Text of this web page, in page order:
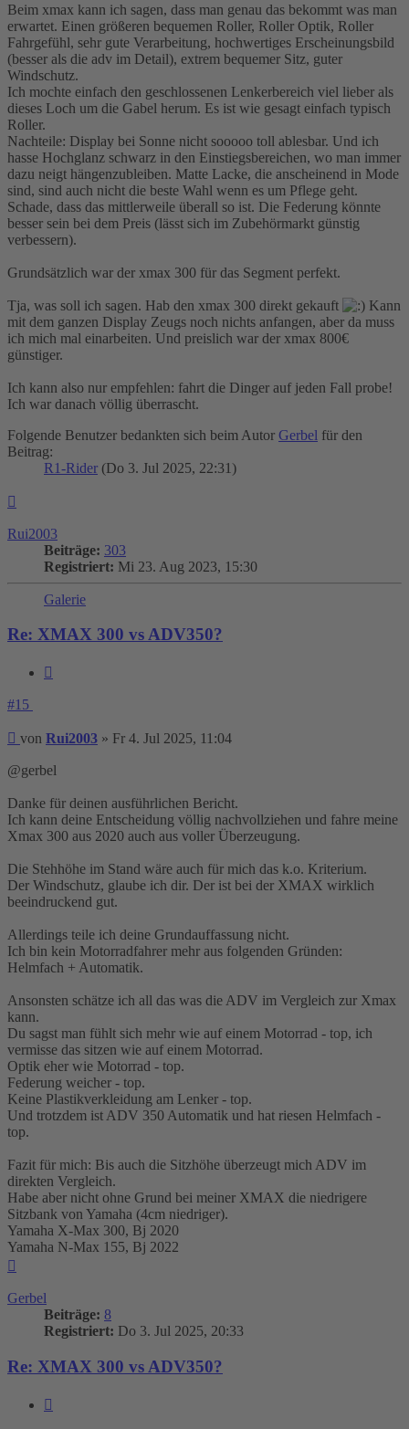
Beim xmax kann ich sagen, dass man genau das bekommt was man
erwartet. Einen größeren bequemen Roller, Roller Optik, Roller
Fahrgefühl, sehr gute Verarbeitung, hochwertiges Erscheinungsbild
(besser als die adv im Detail), extrem bequemer Sitz, guter
Windschutz.
Ich mochte einfach den geschlossenen Lenkerbereich viel lieber als
dieses Loch um die Gabel herum. Es ist wie gesagt einfach typisch
Roller.
Nachteile: Display bei Sonne nicht sooooo toll ablesbar. Und ich
hasse Hochglanz schwarz in den Einstiegsbereichen, wo man immer
dazu neigt hängenzubleiben. Matte Lacke, die anscheinend in Mode
sind, sind auch nicht die beste Wahl wenn es um Pflege geht.
Schade, dass das mittlerweile überall so ist. Die Federung könnte
besser sein bei dem Preis (lässt sich im Zubehörmarkt günstig
verbessern).
Grundsätzlich war der xmax 300 für das Segment perfekt.
Tja, was soll ich sagen. Hab den xmax 300 direkt gekauft
Kann
mit dem ganzen Display Zeugs noch nichts anfangen, aber da muss
ich mich mal einarbeiten. Und preislich war der xmax 800€
günstiger.
Ich kann also nur empfehlen: fahrt die Dinger auf jeden Fall probe!
Ich war danach völlig überrascht.
Folgende Benutzer bedankten sich beim Autor Gerbel für den
Beitrag:
R1-Rider (Do 3. Jul 2025, 22:31)
Rui2003
Beiträge: 303
Registriert: Mi 23. Aug 2023, 15:30
Galerie
Re: XMAX 300 vs ADV350?
#15
Beitrag
von Rui2003 » Fr 4. Jul 2025, 11:04
@gerbel
Danke für deinen ausführlichen Bericht.
Ich kann deine Entscheidung völlig nachvollziehen und fahre meine
Xmax 300 aus 2020 auch aus voller Überzeugung.
Die Stehhöhe im Stand wäre auch für mich das k.o. Kriterium.
Der Windschutz, glaube ich dir. Der ist bei der XMAX wirklich
beeindruckend gut.
Allerdings teile ich deine Grundauffassung nicht.
Ich bin kein Motorradfahrer mehr aus folgenden Gründen:
Helmfach + Automatik.
Ansonsten schätze ich all das was die ADV im Vergleich zur Xmax
kann.
Du sagst man fühlt sich mehr wie auf einem Motorrad - top, ich
vermisse das sitzen wie auf einem Motorrad.
Optik eher wie Motorrad - top.
Federung weicher - top.
Keine Plastikverkleidung am Lenker - top.
Und trotzdem ist ADV 350 Automatik und hat riesen Helmfach -
top.
Fazit für mich: Bis auch die Sitzhöhe überzeugt mich ADV im
direkten Vergleich.
Habe aber nicht ohne Grund bei meiner XMAX die niedrigere
Sitzbank von Yamaha (4cm niedriger).
Yamaha X-Max 300, Bj 2020
Yamaha N-Max 155, Bj 2022
Gerbel
Beiträge: 8
Registriert: Do 3. Jul 2025, 20:33
Re: XMAX 300 vs ADV350?